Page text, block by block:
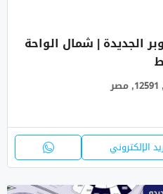
الجديدة | شمال الواحة
الإلكتروني